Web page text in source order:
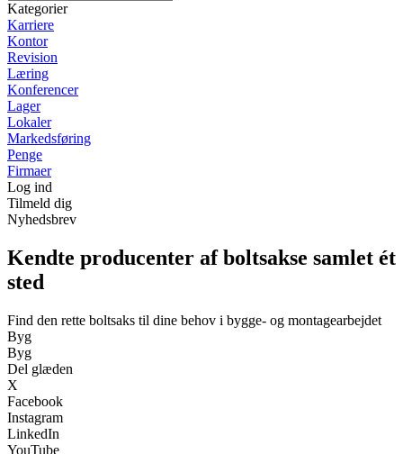
Kategorier
Karriere
Kontor
Revision
Læring
Konferencer
Lager
Lokaler
Markedsføring
Penge
Firmaer
Log ind
Tilmeld dig
Nyhedsbrev
Kendte producenter af boltsakse samlet ét
sted
Find den rette boltsaks til dine behov i bygge- og montagearbejdet
Byg
Byg
Del glæden
X
Facebook
Instagram
LinkedIn
YouTube